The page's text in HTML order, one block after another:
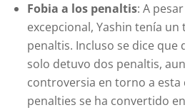
Fobia a los penaltis: A
excepcional, Yashin tenía
penaltis. Incluso se dice que
solo detuvo dos penaltis,
controversia en torno a esta
penalties se ha convertido